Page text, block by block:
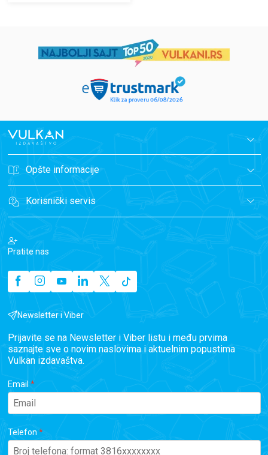
Opšte informacije
Korisnički servis
Pratite nas
Newsletter i Viber
Prijavite se na Newsletter i Viber listu i među prvima
saznajte sve o novim naslovima i aktuelnim popustima
Vulkan izdavaštva.
Email
Telefon